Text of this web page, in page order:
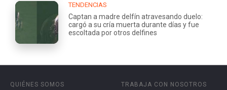
TENDENCIAS
Captan a madre delfín atravesando duelo:
cargó a su cría muerta durante días y fue
escoltada por otros delfines
QUIÉNES SOMOS
TRABAJA CON NOSOTROS